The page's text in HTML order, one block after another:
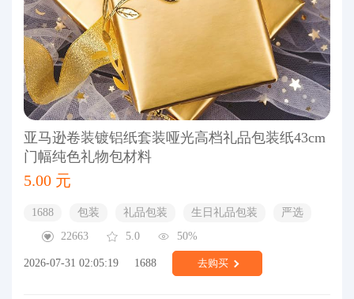
亚马逊卷装镀铝纸套装哑光高档礼品包装纸43cm
门幅纯色礼物包材料
5.00 元
1688 包装 礼品包装 生日礼品包装
严选
22663
5.0 50%
2026-07-31 02:05:19 1688 去购买